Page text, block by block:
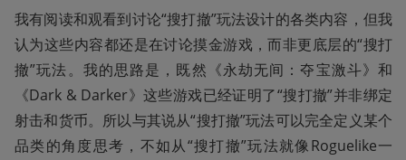
我有阅读和观看到讨论“搜打撤”玩法设计的各类内容，但我
认为这些内容都还是在讨论摸金游戏，而非更底层的“搜打
撤”玩法。我的思路是，既然《永劫无间：夺宝激斗》和
《Dark & Darker》这些游戏已经证明了“搜打撤”并非绑定
射击和货币。所以与其说从“搜打撤”玩法可以完全定义某个
品类的角度思考，不如从“搜打撤”玩法就像Roguelike一